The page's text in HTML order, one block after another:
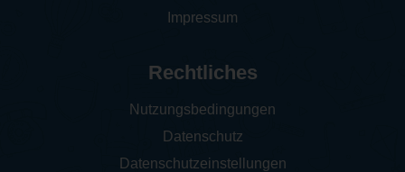
Impressum
Rechtliches
Nutzungsbedingungen
Datenschutz
Datenschutzeinstellungen